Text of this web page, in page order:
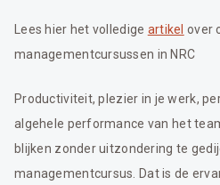
Lees hier het volledige artikel over
managementcursussen in NRC
Productiviteit, plezier in je werk,
algehele performance van het
blijken zonder uitzondering te
managementcursus. Dat is de